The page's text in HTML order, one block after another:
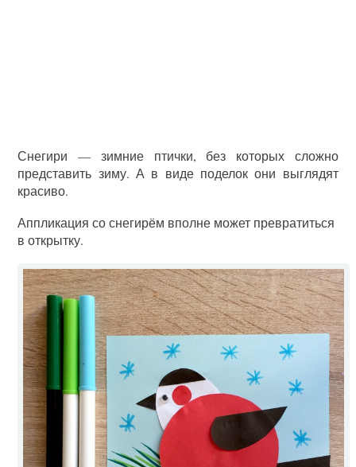
Снегири — зимние птички, без которых сложно
представить зиму. А в виде поделок они выглядят
красиво.
Аппликация со снегирём вполне может превратиться
в открытку.